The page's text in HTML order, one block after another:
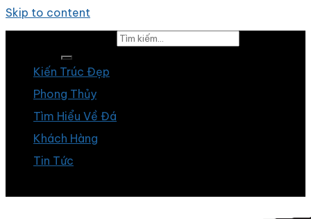
Skip to content
Kiến Trúc Đẹp
Phong Thủy
Tìm Hiểu Về Đá
Khách Hàng
Tin Tức